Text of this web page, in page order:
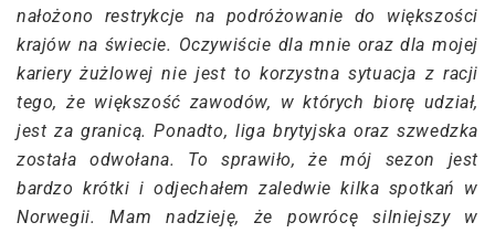
nałożono restrykcje na podróżowanie do większości
krajów na świecie. Oczywiście dla mnie oraz dla mojej
kariery żużlowej nie jest to korzystna sytuacja z racji
tego, że większość zawodów, w których biorę udział,
jest za granicą. Ponadto, liga brytyjska oraz szwedzka
została odwołana. To sprawiło, że mój sezon jest
bardzo krótki i odjechałem zaledwie kilka spotkań w
Norwegii. Mam nadzieję, że powrócę silniejszy w